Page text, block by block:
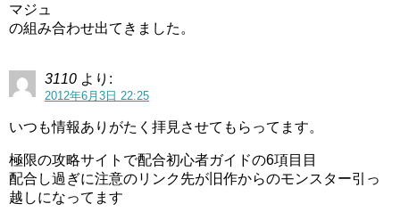
マジュ
の組み合わせ出てきました。
3110 より:
2012年6月3日 22:25
いつも情報ありがたく拝見させてもらってます。
極限の攻略サイトで配合初心者ガイドの6項目目
配合し過ぎに注意のリンク先が旧作からのモンスター引っ
越しになってます